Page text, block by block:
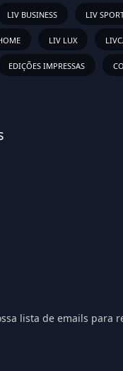
LIV BUSINESS LIV
LIV LUX
EDIÇÕES IMPRESSAS
lista de emails para